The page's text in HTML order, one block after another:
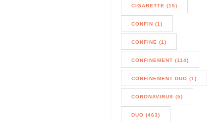
CIGARETTE (15)
CONFIN (1)
CONFINE (1)
CONFINEMENT (114)
CONFINEMENT DUO (1)
CORONAVIRUS (5)
DUO (463)